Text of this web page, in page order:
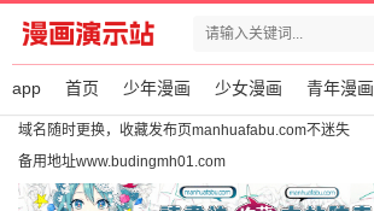
app 首页 少年漫画 少女漫画 青年漫画
域名随时更换，收藏发布页manhuafabu.com不迷失
备用地址www.budingmh01.com